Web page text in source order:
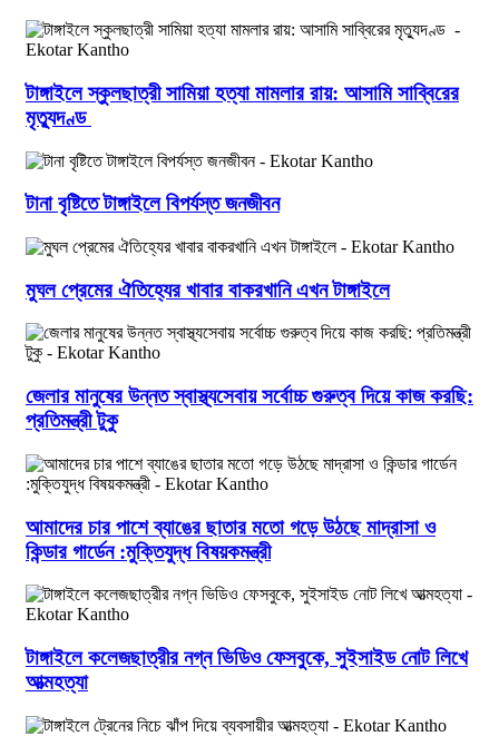
টাঙ্গাইলে স্কুলছাত্রী সামিয়া হত্যা মামলার রায়: আসামি সাব্বিরের
মৃত্যুদণ্ড
টানা বৃষ্টিতে টাঙ্গাইলে বিপর্যস্ত জনজীবন
মুঘল প্রেমের ঐতিহ্যের খাবার বাকরখানি এখন টাঙ্গাইলে
জেলার মানুষের উন্নত স্বাস্থ্যসেবায় সর্বোচ্চ গুরুত্ব দিয়ে কাজ করছি:
প্রতিমন্ত্রী টুকু
আমাদের চার পাশে ব্যাঙের ছাতার মতো গড়ে উঠছে মাদ্রাসা ও
কিন্ডার গার্ডেন :মুক্তিযুদ্ধ বিষয়কমন্ত্রী
টাঙ্গাইলে কলেজছাত্রীর নগ্ন ভিডিও ফেসবুকে, সুইসাইড নোট লিখে
আত্মহত্যা